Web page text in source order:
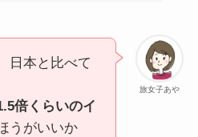
旅女子あや
日本と比べて
倍くらいのイ
うがいいか